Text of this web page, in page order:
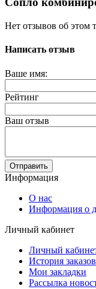
Нет отзывов об этом
Написать отзыв
Ваше имя:
Рейтинг
Ваш отзыв
Отправить
Информация
О нас
Информация о
Личный кабинет
Личный
История заказов
Мои закладки
Рассылка